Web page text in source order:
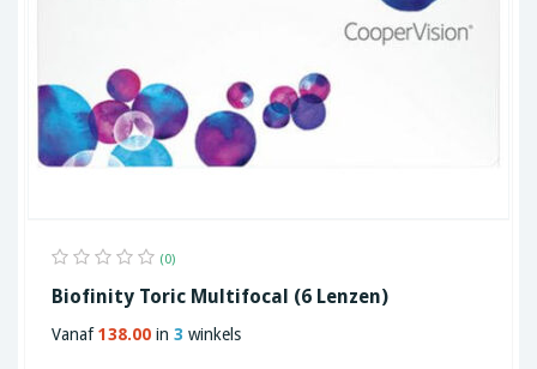
(0)
Biofinity Toric Multifocal (6 Lenzen)
Vanaf138.00 in 3 winkels